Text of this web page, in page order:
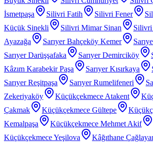
İsmetpaşa
Silivri Fatih Silivri Fener
Küçük Sinekli
Silivri Mimar Sinan
Ayazağa
Sarıyer Bahçeköy Kemer
Sarıyer Darüşşafaka
Sarıyer Demirciköy
Kâzım Karabekir Paşa
Sarıyer Kısırkaya
Sarıyer Reşitpaşa
Sarıyer Rumelifeneri
Zekeriyaköy
Küçükçekmece Atakent
Çakmak
Küçükçekmece Gültepe
Kemalpaşa
Küçükçekmece Mehmet Akif
Küçükçekmece Yeşilova
Kâğıthane